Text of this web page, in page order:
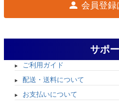
会員登録
サポ
ご利用ガイド
配送・送料について
お支払いについて